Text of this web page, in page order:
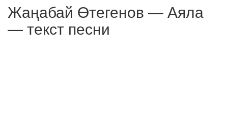
Жаңабай Өтегенов — Аяла
— текст песни